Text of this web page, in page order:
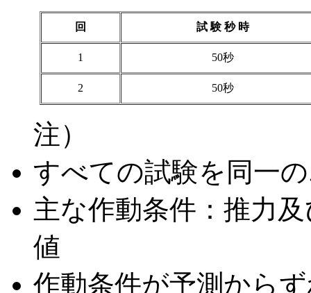
回 試 験 秒 時
1 50秒
2 50秒
注）
すべての試験を同一
主な作動条件：推力
値
作動条件が予測から